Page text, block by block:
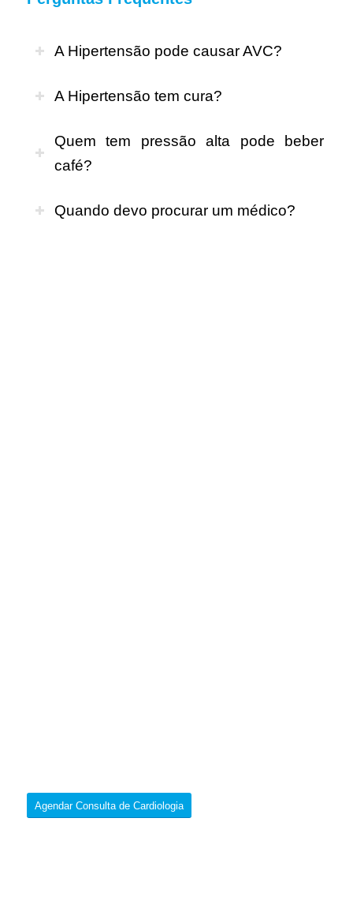
A Hipertensão pode causar AVC?
A Hipertensão tem cura?
Quem tem pressão alta pode beber
café?
Quando devo procurar um médico?
Agendar Consulta de Cardiologia